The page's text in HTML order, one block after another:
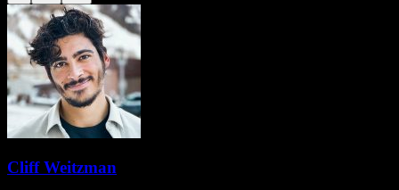
Cliff Weitzman